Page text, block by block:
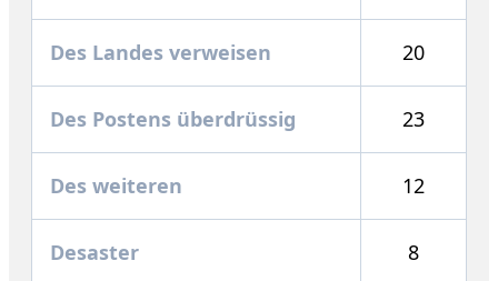
Des Landes verweisen 20
Des Postens überdrüssig 23
Des weiteren 12
Desaster 8